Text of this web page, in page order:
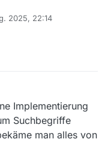
2025, 22:14
Implementierung
Suchbegriffe
man alles von